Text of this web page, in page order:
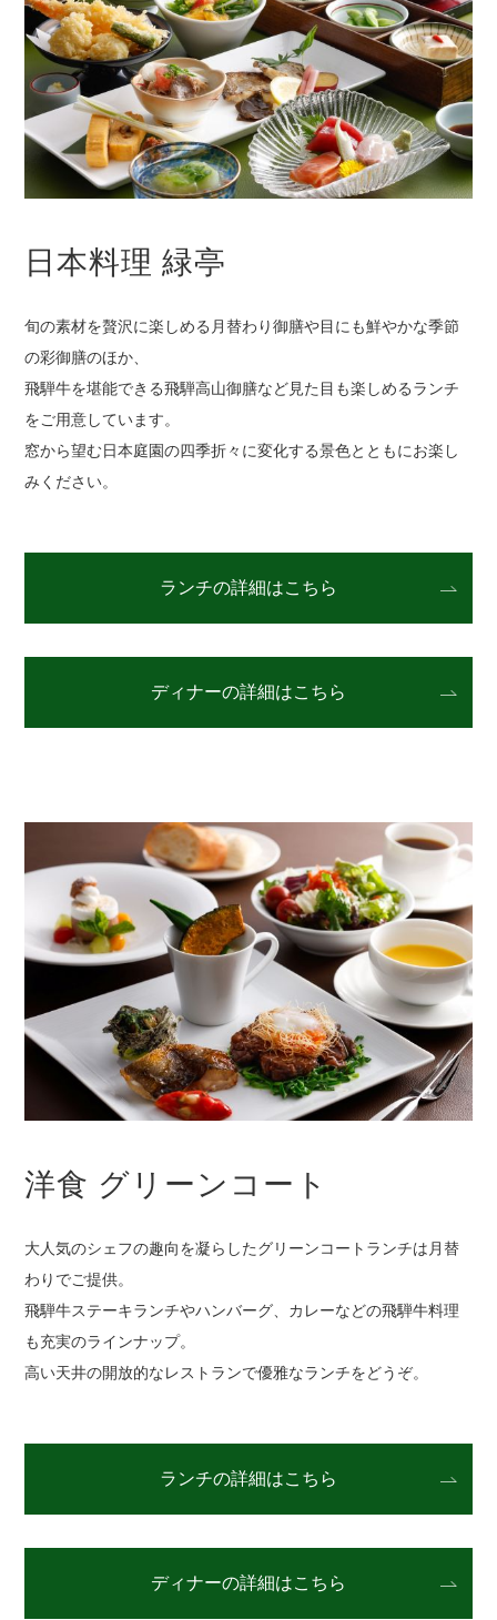
日本料理 緑亭
旬の素材を贅沢に楽しめる月替わり御膳や目にも鮮やかな季節
の彩御膳のほか、
飛騨牛を堪能できる飛騨高山御膳など見た目も楽しめるランチ
をご用意しています。
窓から望む日本庭園の四季折々に変化する景色とともにお楽し
みください。
ランチの詳細はこちら
ディナーの詳細はこちら
洋食 グリーンコート
大人気のシェフの趣向を凝らしたグリーンコートランチは月替
わりでご提供。
飛騨牛ステーキランチやハンバーグ、カレーなどの飛騨牛料理
も充実のラインナップ。
高い天井の開放的なレストランで優雅なランチをどうぞ。
ランチの詳細はこちら
ディナーの詳細はこちら